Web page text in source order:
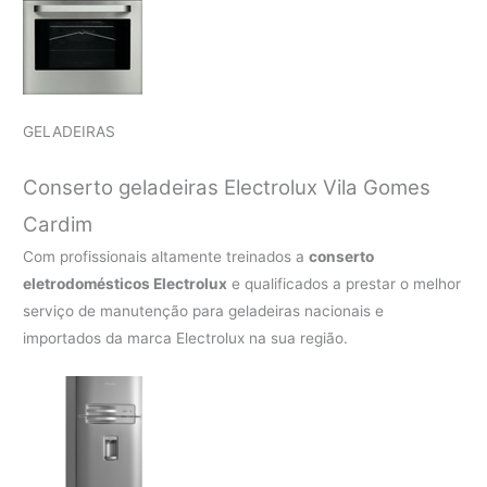
GELADEIRAS
Conserto geladeiras Electrolux Vila Gomes
Cardim
Com profissionais altamente treinados aconserto
eletrodomésticos Electrolux e qualificados a prestar o melhor
serviço de manutenção para geladeiras nacionais e
importados da marca Electrolux na sua região.